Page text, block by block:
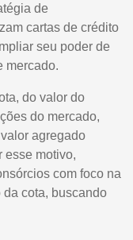
de
cartas de crédito
seu poder de
mercado.
do valor do
do mercado,
agregado
esse motivo,
com foco na
cota, buscando